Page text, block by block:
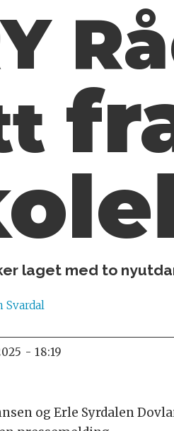
laget med to
Svardal
- 18:19
og Erle Syrdalen